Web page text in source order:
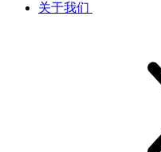
关于我们